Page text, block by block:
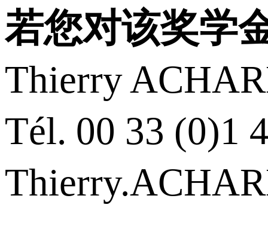
若您对该奖学
Thierry
Tél. 00 33 (0)1